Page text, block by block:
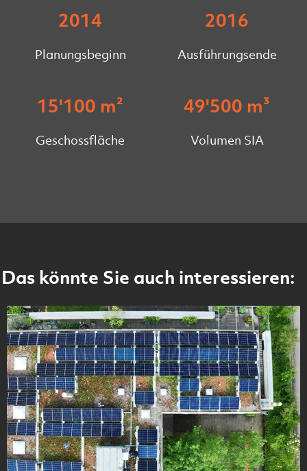
2014
Planungsbeginn
2016
Ausführungsende
15'100 m²
Geschossfläche
49'500 m³
Volumen SIA
Das könnte Sie auch interessieren: